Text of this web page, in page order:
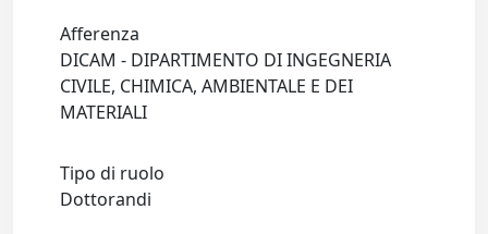
Afferenza
DICAM - DIPARTIMENTO DI INGEGNERIA
CIVILE, CHIMICA, AMBIENTALE E DEI
MATERIALI
Tipo di ruolo
Dottorandi